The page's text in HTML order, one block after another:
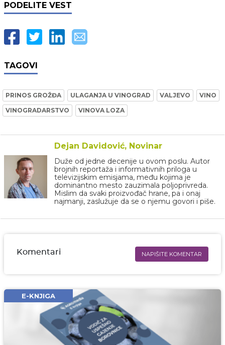
PODELITE VEST
TAGOVI
PRINOS GROŽĐA ULAGANJA U VINOGRAD VALJEVO
VINO
VINOGRADARSTVO
VINOVA LOZA
Dejan Davidović, Novinar
Duže od jedne decenije u ovom poslu. Autor
brojnih reportaža i informativnih priloga u
televizijskim emisjama, među kojima je
dominantno mesto zauzimala poljoprivreda.
Mislim da svaki proizvođač hrane, pa i onaj
najmanji, zaslužuje da se o njemu govori i piše.
Komentari NAPIŠITE KOMENTAR
Email* obavezno
Komentar* obavezno
E-KNJIGA